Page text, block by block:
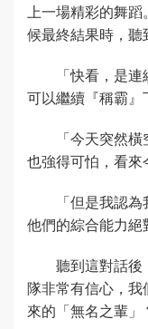
上一場精彩的舞
候最終結果時，聽
「快看，是
可以繼續『稱霸』
「今天突然
也強得可怕，看來
「但是我認
他們的綜合能力絕
聽到這對話後
隊非常有信心，
來的「無名之輩」